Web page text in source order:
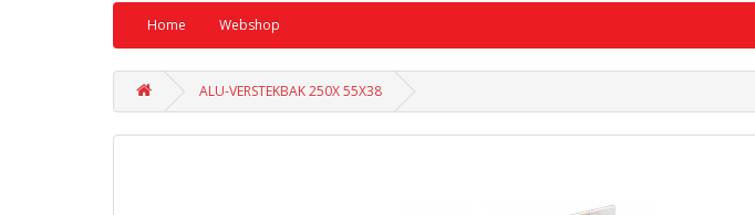
Home Webshop
ALU-VERSTEKBAK 250X 55X38